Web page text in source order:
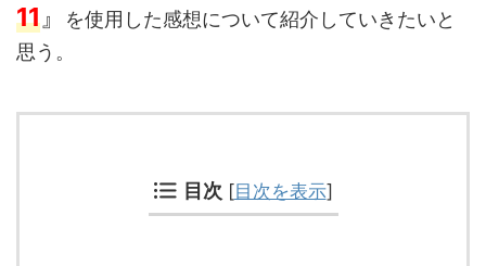
11』
を使用した感想について紹介していきたいと
思う。
目次 [目次を表示]